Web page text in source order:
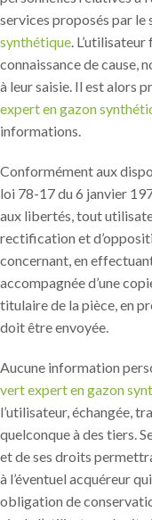
services proposés par le
synthétique.
connaissance de cause,
à leur saisie. Il est alors
expert en gazon
informations.
Conformément aux
loi 78-17 du 6 janvier
aux libertés, tout
rectification et
concernant, en
accompagnée d’une
titulaire de la pièce, en
doit être envoyée.
Aucune information
vert expert en gazon
l’utilisateur, échangée,
quelconque à des tiers.
et de ses droits
à l’éventuel acquéreur
obligation de